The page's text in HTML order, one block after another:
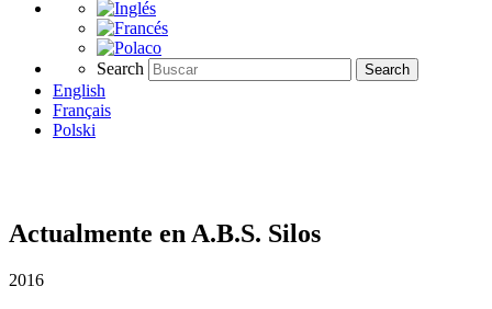
Search Search
English
Français
Polski
Actualmente en A.B.S. Silos
2016